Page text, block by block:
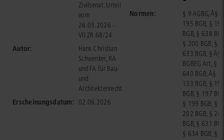
Zivilsenat, Urteil
vom
26.03.2026 -
VII ZR 68/24
Autor:
Hans Christian
Schwenker, RA
und FA für Bau-
und
Architektenrecht
Erscheinungsdatum: 02.06.2026
Normen:
§ 9 AGBG, Â§
195 BGB, §
BGB, § 638
§ 200 BGB, §
633 BGB, § Â§
BGBEG Art, §
640 BGB, Â§
133 BGB, §
BGB, § 197
§ 199 BGB, §
202 BGB, §
BGB, § 631
§ 634 BGB, §